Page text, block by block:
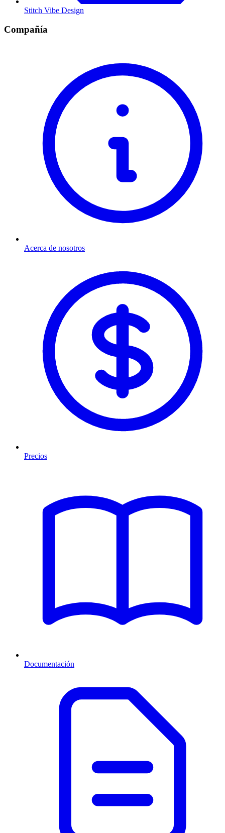
Stitch Vibe Design
Compañía
Acerca de nosotros
Precios
Documentación